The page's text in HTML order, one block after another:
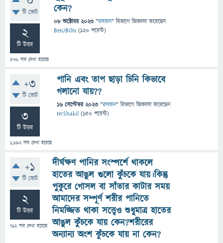
টি ভোট
2
টি উত্তর
576 বার দেখা হয়েছে
কেন?
08 অক্টোবর 2023 "রসায়ন" বিভাগে জিজ্ঞাসাকরেছেন
BHUBON (120 পয়েন্ট)
+3
টি ভোট
3
টি উত্তর
1,692বার দেখা হয়েছে
পানি এবং তাপ ছাড়া চিনি কিভাবে
গলানো যায়??
16 সেপ্টেম্বর 2023 "রসায়ন" বিভাগে জিজ্ঞাসাকরেছেন
HrShakil (150 পয়েন্ট)
+1
টি ভোট
2
টি উত্তর
712বার দেখা হয়েছে
দীর্ঘক্ষণ পানির সংস্পর্শে থাকলে
হাতের আঙুল গুলো কুঁচকে যায়।কিন্তু
পুকুরে গোসল বা সাঁতার কাটার সময়
আমাদের সম্পূর্ণ শরীর পানিতে
নিমজ্জিত থাকা সত্ত্বেও শুধুমাত্র হাতের
আঙুল কুঁচকে যায় কেন?শরীরের
অন্যান্য অংশ কুঁচকে যায় না কেন?